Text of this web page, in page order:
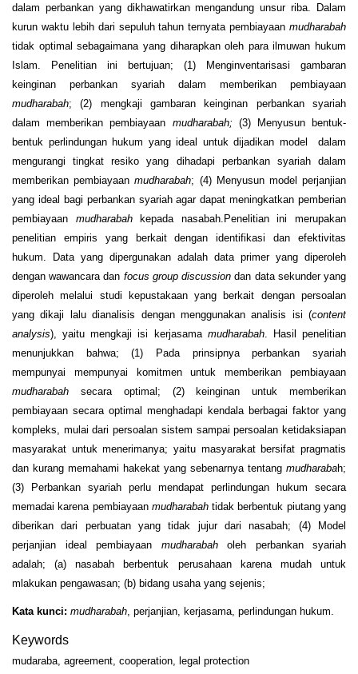
dalam perbankan yang dikhawatirkan mengandung unsur riba. Dalam
kurun waktu lebih dari sepuluh tahun ternyata pembiayaan mudharabah
tidak optimal sebagaimana yang diharapkan oleh para ilmuwan hukum
Islam. Penelitian ini bertujuan; (1) Menginventarisasi gambaran
keinginan perbankan syariah dalam memberikan pembiayaan
mudharabah; (2) mengkaji gambaran keinginan perbankan syariah
dalam memberikan pembiayaan mudharabah; (3) Menyusun bentuk-
bentuk perlindungan hukum yang ideal untuk dijadikan model dalam
mengurangi tingkat resiko yang dihadapi perbankan syariah dalam
memberikan pembiayaanmudharabah; (4) Menyusun model perjanjian
yang ideal bagi perbankan syariah agar dapat meningkatkan pemberian
pembiayaan mudharabah
kepada nasabah.Penelitian ini merupakan
penelitian empiris yang berkait dengan identifikasi dan efektivitas
hukum. Data yang dipergunakan adalah data primer yang diperoleh
dengan wawancara dan focus group discussiondan data sekunder yang
diperoleh melalui studi kepustakaan yang berkait dengan persoalan
yang dikaji lalu dianalisis dengan menggunakan analisis isi (content
analysis), yaitu mengkaji isi kerjasama mudharabah. Hasil penelitian
menunjukkan bahwa; (1) Pada prinsipnya perbankan syariah
mempunyai mempunyai komitmen untuk memberikan pembiayaan
mudharabah secara optimal; (2) keinginan untuk memberikan
pembiayaan secara optimal menghadapi kendala berbagai faktor yang
kompleks, mulai dari persoalan sistem sampai persoalan ketidaksiapan
masyarakat untuk menerimanya; yaitu masyarakat bersifat pragmatis
dan kurang memahami hakekat yang sebenarnya tentang mudharabah;
(3) Perbankan syariah perlu mendapat perlindungan hukum secara
memadai karena pembiayaan mudharabahtidak berbentuk piutang yang
diberikan dari perbuatan yang tidak jujur dari nasabah; (4) Model
perjanjian ideal pembiayaan mudharabah oleh perbankan syariah
adalah; (a) nasabah berbentuk perusahaan karena mudah untuk
mlakukan pengawasan; (b) bidang usaha yang sejenis;
Kata kunci: mudharabah , perjanjian, kerjasama, perlindungan hukum.
Keywords
mudaraba, agreement, cooperation, legal protection